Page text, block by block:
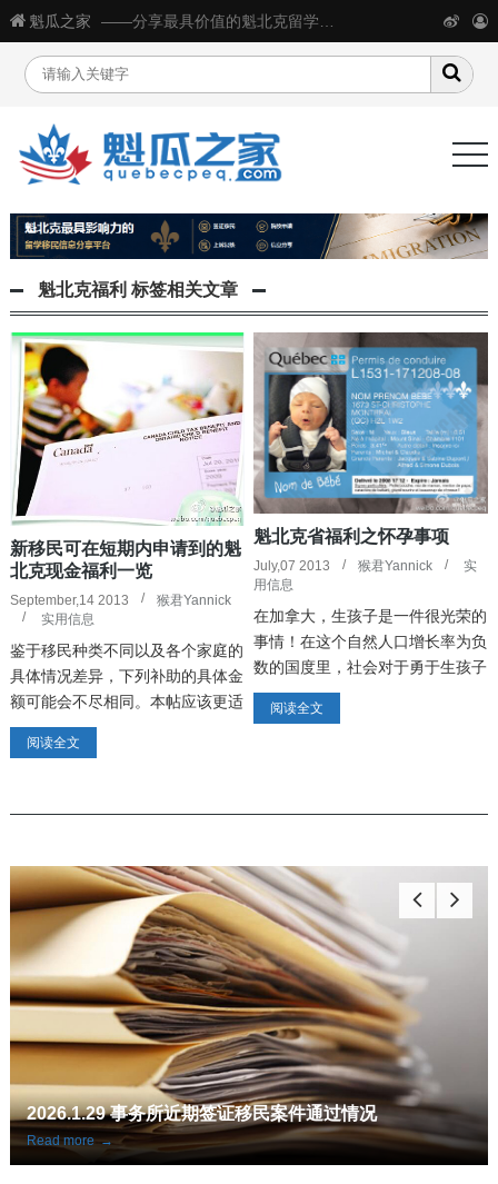
魁瓜之家 ——分享最具价值的魁北克留学移民生活信息
魁北克福利 标签相关文章
新移民可在短期内申请到的魁
北克现金福利一览
September,14 2013
猴君Yannick
实用信息
鉴于移民种类不同以及各个家庭的
具体情况差异，下列补助的具体金
额可能会不尽相同。本帖应该更适
用于占移民较大比例的普通非高收
入技术移民家庭。刚登陆的新移民
阅读全文
魁北克省福利之怀孕事项
July,07 2013 猴君Yannick
实
用信息
在加拿大，生孩子是一件很光荣的
事情！在这个自然人口增长率为负
数的国度里，社会对于勇于生孩子
的父母们表现出十二分的尊敬和关
照。深劳移民专家简单为大家介绍
阅读全文
况 案例分享：大龄申请人魁省旅转学成功获批
Read more →